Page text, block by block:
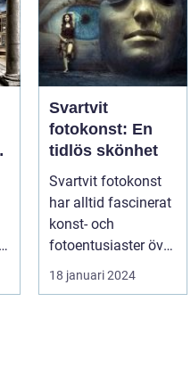
Svartvit
fotokonst: En
tidlös skönhet
Svartvit fotokonst
har alltid fascinerat
konst- och
fotoentusiaster över
hela världen. Denna
form av...
18 januari 2024